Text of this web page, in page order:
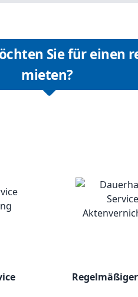
Sie für einen
mieten?